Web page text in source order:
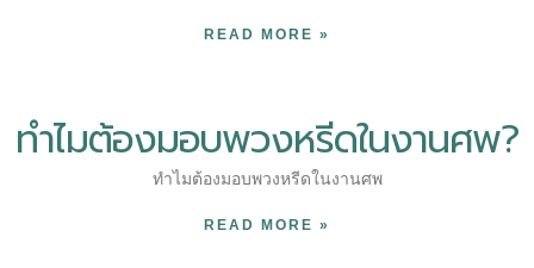
READ MORE »
ทำไมต้องมอบพวงหรีดในงานศพ?
ทำไมต้องมอบพวงหรีดในงานศพ
READ MORE »